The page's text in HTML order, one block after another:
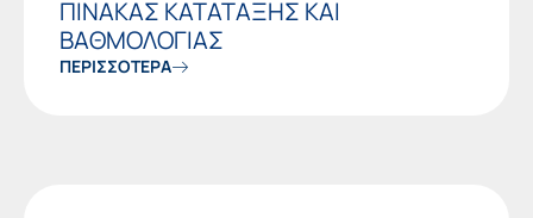
ΠΙΝΑΚΑΣ ΚΑΤΑΤΑΞΗΣ ΚΑΙ
ΒΑΘΜΟΛΟΓΙΑΣ
ΠΕΡΙΣΣΟΤΕΡΑ